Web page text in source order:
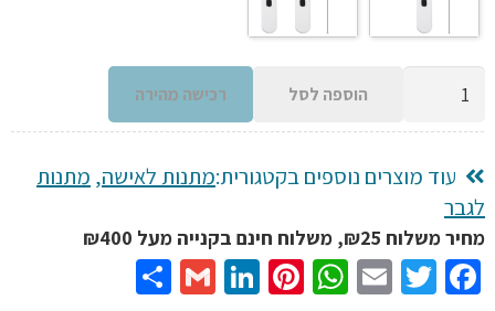
מגדלת
כף
יד
12
30X
הוספה לסל רכישה מהירה
עוד מוצרים נוספים בקטגורית:מתנות לאישה, מתנות
לגבר
מחיר משלוח ₪25, משלוח חינם בקנייה מעל ₪400
Facebook
Twitter
Email
WhatsApp
Pinterest
LinkedIn
Gmail